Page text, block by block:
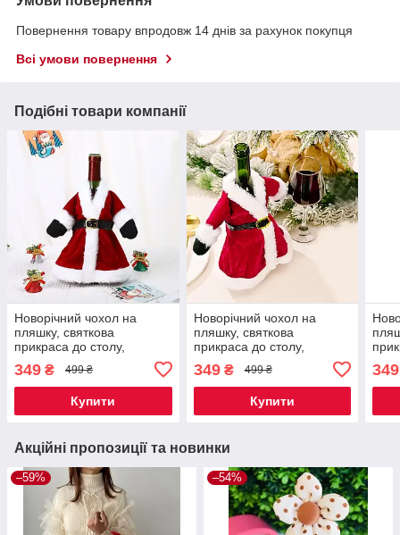
Повернення товару впродовж 14 днів за рахунок покупця
Всі умови повернення
Подібні товари компанії
Новорічний чохол на
пляшку, святкова
прикраса до столу,
декор Санта-Клаус 1 шт
Код 00-0737
349 ₴ 499 ₴
Купити
Новорічний чохол на
пляшку, святкова
прикраса до столу,
декор Санта-Клаус 1 шт
Код 00-0748
349₴ 499 ₴
Купити
Код
349
Акційні пропозиції та новинки
–59% –54%